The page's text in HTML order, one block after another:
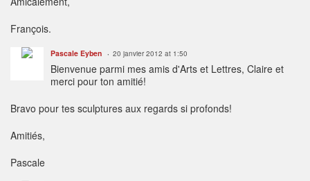
François.
Pascale Eyben 20 janvier 2012 at 1:50
Bienvenue parmi mes amis d'Arts et Lettres, Claire et
merci pour ton amitié!
Bravo pour tes sculptures aux regards si profonds!
Amitiés,
Pascale